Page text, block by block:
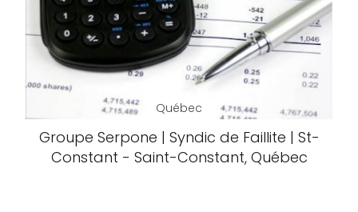
Québec
Groupe Serpone | Syndic de Faillite | St-
Constant - Saint-Constant, Québec